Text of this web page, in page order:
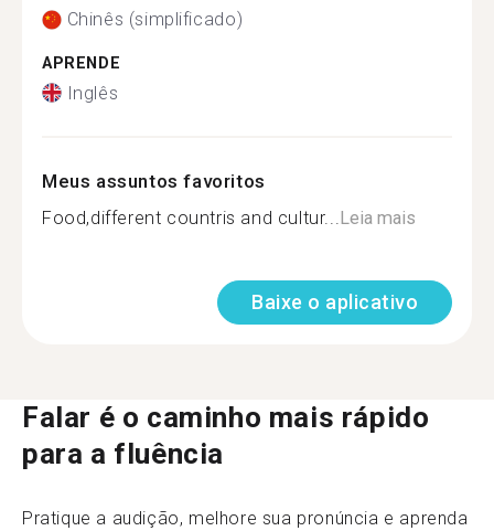
Chinês (simplificado)
APRENDE
Inglês
Meus assuntos favoritos
Food,different countris and cultur... Leia mais
Baixe o aplicativo
Falar é o caminho mais rápido
para a fluência
Pratique a audição, melhore sua pronúncia e aprenda